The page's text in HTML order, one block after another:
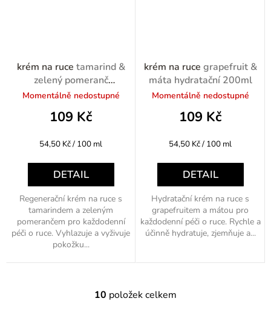
krém na ruce tamarind &
zelený pomeranč
regenerační 200ml
Momentálně nedostupné
109 Kč
Měrná
54,50 Kč / 100 ml
DETAIL
Regenerační krém na ruce s
tamarindem a zeleným
pomerančem pro každodenní
péči o ruce. Vyhlazuje a vyživuje
pokožku...
krém na ruce grapefruit &
máta hydratační 200ml
Momentálně nedostupné
109 Kč
Měrná
54,50 Kč / 100 ml
DETAIL
Hydratační krém na ruce s
grapefruitem a mátou pro
každodenní péči o ruce. Rychle a
účinně hydratuje, zjemňuje a...
O
10 položek celkem